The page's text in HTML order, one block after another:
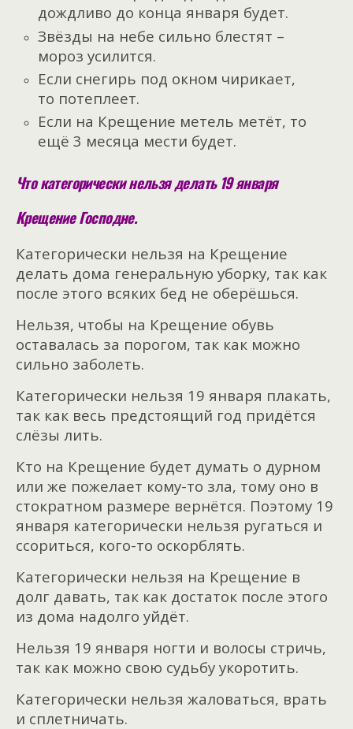
дождливо до конца января будет.
Звёзды на небе сильно блестят –
мороз усилится.
Если снегирь под окном чирикает,
то потеплеет.
Если на Крещение метель метёт, то
ещё 3 месяца мести будет.
Что категорически нельзя делать 19 января
Крещение Господне.
Категорически нельзя на Крещение
делать дома генеральную уборку, так как
после этого всяких бед не оберёшься.
Нельзя, чтобы на Крещение обувь
оставалась за порогом, так как можно
сильно заболеть.
Категорически нельзя 19 января плакать,
так как весь предстоящий год придётся
слёзы лить.
Кто на Крещение будет думать о дурном
или же пожелает кому-то зла, тому оно в
стократном размере вернётся. Поэтому 19
января категорически нельзя ругаться и
ссориться, кого-то оскорблять.
Категорически нельзя на Крещение в
долг давать, так как достаток после этого
из дома надолго уйдёт.
Нельзя 19 января ногти и волосы стричь,
так как можно свою судьбу укоротить.
Категорически нельзя жаловаться, врать
и сплетничать.